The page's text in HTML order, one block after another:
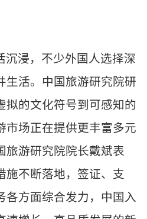
沉浸，不少外国人选择深
生活。中国旅游研究院研
拟的文化符号到可感知的
市场正在提供更丰富多元
旅游研究院院长戴斌表
施不断落地，签证、支
各方面综合发力，中国入